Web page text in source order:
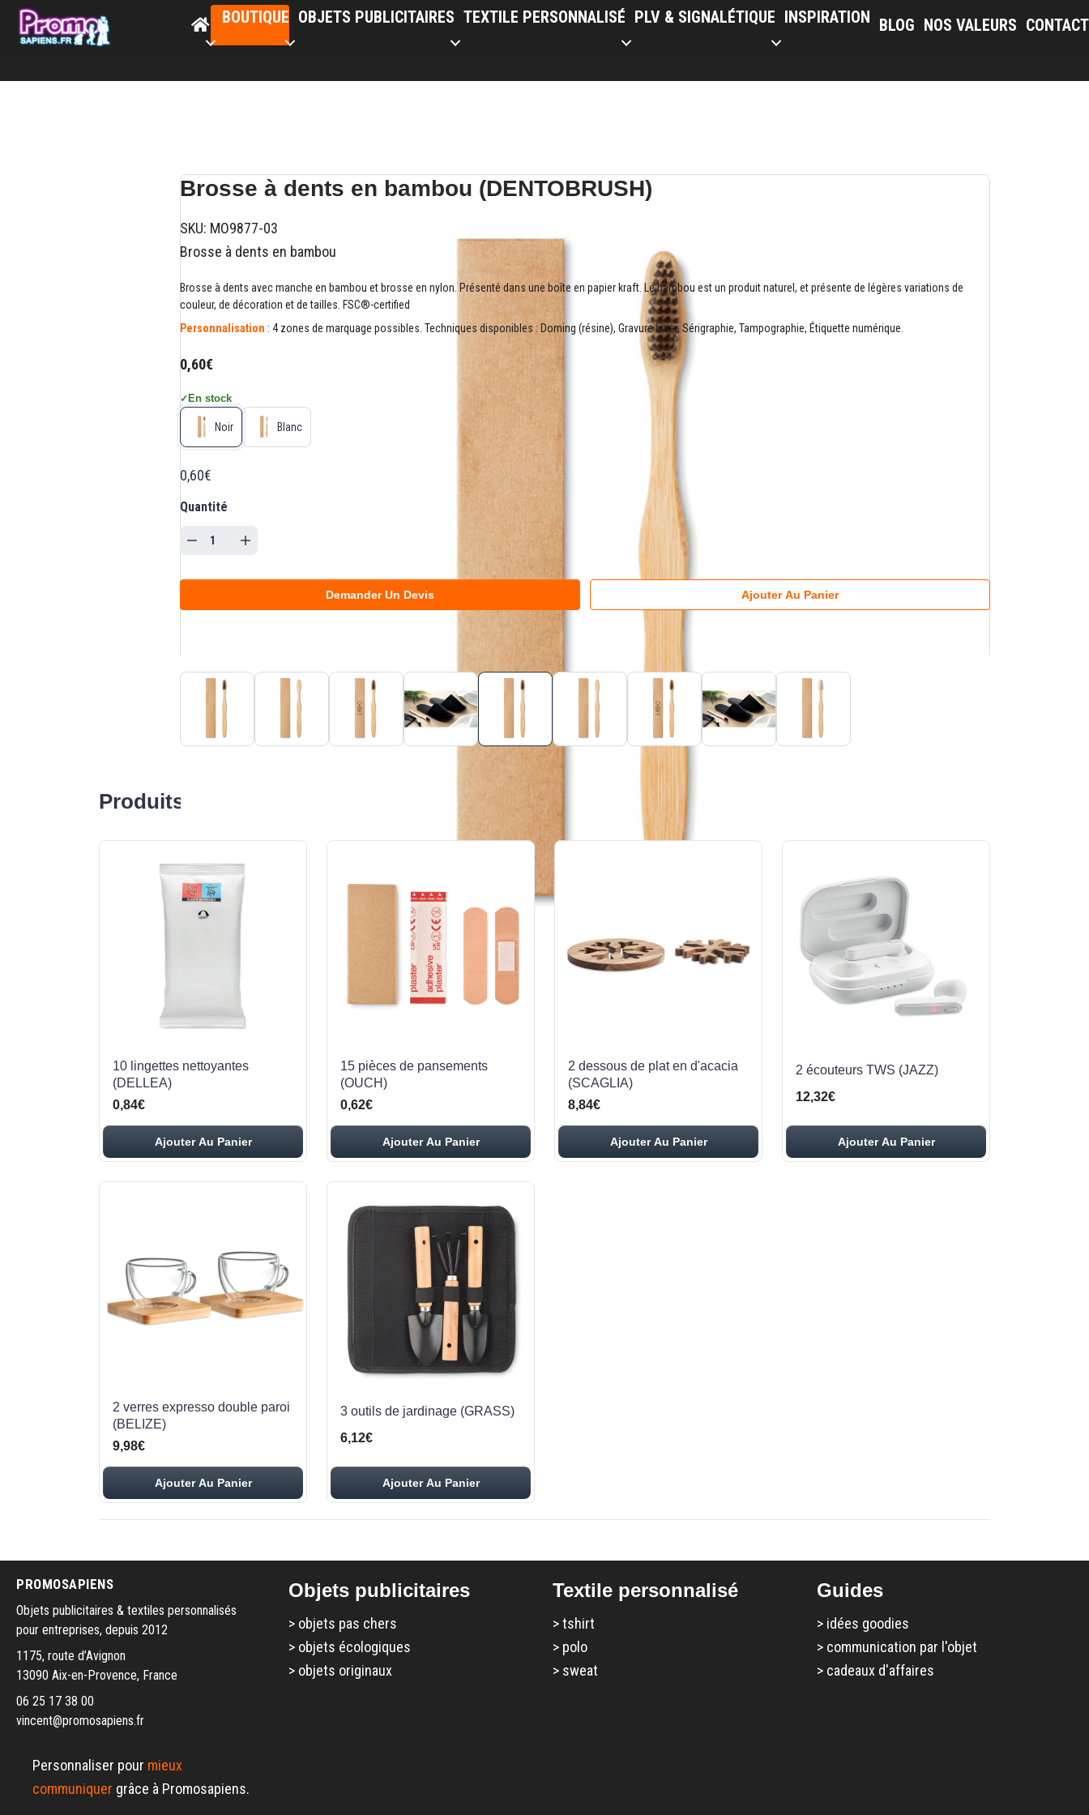
BOUTIQUE OBJETS PUBLICITAIRES TEXTILE PERSONNALISÉ PLV & SIGNALÉTIQUE INSPIRATION BLOG NOS VALEURS CONTACT
Brosse à dents en bambou (DENTOBRUSH)
SKU: MO9877-03
Brosse à dents en bambou
Brosse à dents avec manche en bambou et brosse en nylon. Présenté dans une boîte en papier kraft. Le bambou est un produit naturel, et présente de légères variations de
couleur, de décoration et de tailles. FSC®-certified
Personnalisation : 4 zones de marquage possibles. Techniques disponibles : Doming (résine), Gravure laser, Sérigraphie, Tampographie, Étiquette numérique.
0,60€
✓ En stock
Noir Blanc
0,60€
Quantité
Demander Un Devis Ajouter Au Panier
Produits liés
10 lingettes nettoyantes
(DELLEA)
0,84€
Ajouter Au Panier
15 pièces de pansements
(OUCH)
0,62€
Ajouter Au Panier
2 dessous de plat en d'acacia
(SCAGLIA)
8,84€
Ajouter Au Panier
2 écouteurs TWS (JAZZ)
12,32€
Ajouter Au Panier
2 verres expresso double paroi
(BELIZE)
9,98€
Ajouter Au Panier
3 outils de jardinage (GRASS)
6,12€
Ajouter Au Panier
PROMOSAPIENS
Objets publicitaires & textiles personnalisés
pour entreprises, depuis 2012
1175, route d’Avignon
13090 Aix-en-Provence, France
06 25 17 38 00
vincent@promosapiens.fr
Personnaliser pour mieux
communiquer grâce à Promosapiens.
Objets publicitaires
> objets pas chers
> objets écologiques
> objets originaux
Textile personnalisé
>tshirt
> polo
> sweat
Guides
> idées goodies
> communication par l'objet
> cadeaux d'affaires